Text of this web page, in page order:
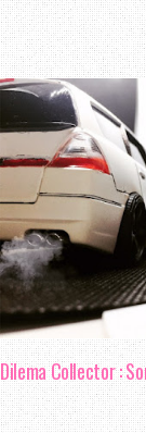
Dilema Collector :